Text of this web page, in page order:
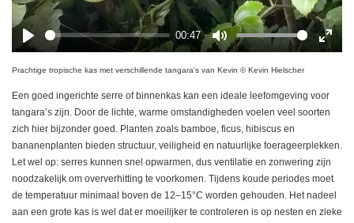
P
l
y
00:47
M
u
e
E
e
r
u
l
l
s
c
Prachtige tropische kas met verschillende tangara's van Kevin © Kevin Hielscher
Een goed ingerichte serre of binnenkas kan een ideale leefomgeving voor
tangara’s zijn. Door de lichte, warme omstandigheden voelen veel soorten
zich hier bijzonder goed. Planten zoals bamboe, ficus, hibiscus en
bananenplanten bieden structuur, veiligheid en natuurlijke foerageerplekken.
Let wel op: serres kunnen snel opwarmen, dus ventilatie en zonwering zijn
noodzakelijk om oververhitting te voorkomen. Tijdens koude periodes moet
de temperatuur minimaal boven de 12–15°C worden gehouden. Het nadeel
aan een grote kas is wel dat er moeilijker te controleren is op nesten en zieke